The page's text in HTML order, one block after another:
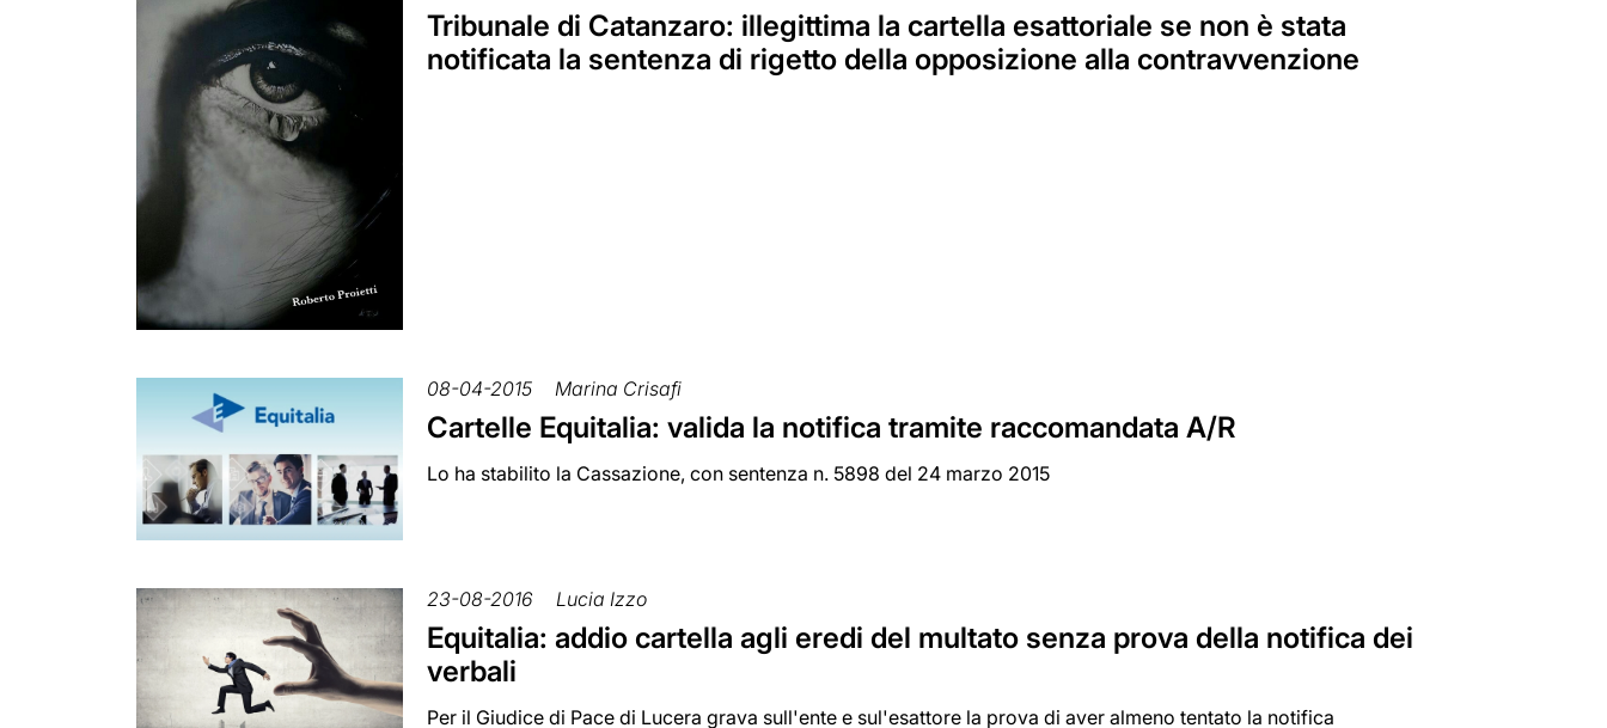
Tribunale di Catanzaro: illegittima la cartella esattoriale se non è stata
notificata la sentenza di rigetto della opposizione alla contravvenzione
08-04-2015 Marina Crisafi
Cartelle Equitalia: valida la notifica tramite raccomandata A/R
Lo ha stabilito la Cassazione, con sentenza n. 5898 del 24 marzo 2015
23-08-2016 Lucia Izzo
Equitalia: addio cartella agli eredi del multato senza prova della notifica dei
verbali
Per il Giudice di Pace di Lucera grava sull'ente e sul'esattore la prova di aver almeno tentato la notifica